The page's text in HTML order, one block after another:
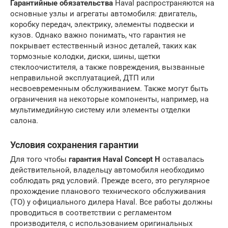
Гарантийные обязательства Haval распространяются на
основные узлы и агрегаты автомобиля: двигатель,
коробку передач, электрику, элементы подвески и
кузов. Однако важно понимать, что гарантия не
покрывает естественный износ деталей, таких как
тормозные колодки, диски, шины, щетки
стеклоочистителя, а также повреждения, вызванные
неправильной эксплуатацией, ДТП или
несвоевременным обслуживанием. Также могут быть
ограничения на некоторые компоненты, например, на
мультимедийную систему или элементы отделки
салона.
Условия сохранения гарантии
Для того чтобы гарантия Haval Concept H оставалась
действительной, владельцу автомобиля необходимо
соблюдать ряд условий. Прежде всего, это регулярное
прохождение планового технического обслуживания
(ТО) у официального дилера Haval. Все работы должны
проводиться в соответствии с регламентом
производителя, с использованием оригинальных